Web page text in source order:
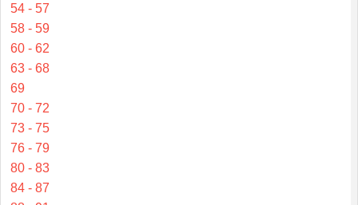
54 - 57
58 - 59
60 - 62
63 - 68
69
70 - 72
73 - 75
76 - 79
80 - 83
84 - 87